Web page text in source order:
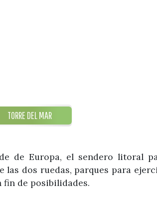
TORRE DEL MAR
de Europa, el sendero litoral
dos ruedas, parques para
fin de posibilidades.